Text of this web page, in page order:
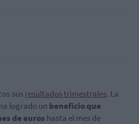
susresultados trimestrales. La
logrado un beneficio que
de euros hasta el mes de